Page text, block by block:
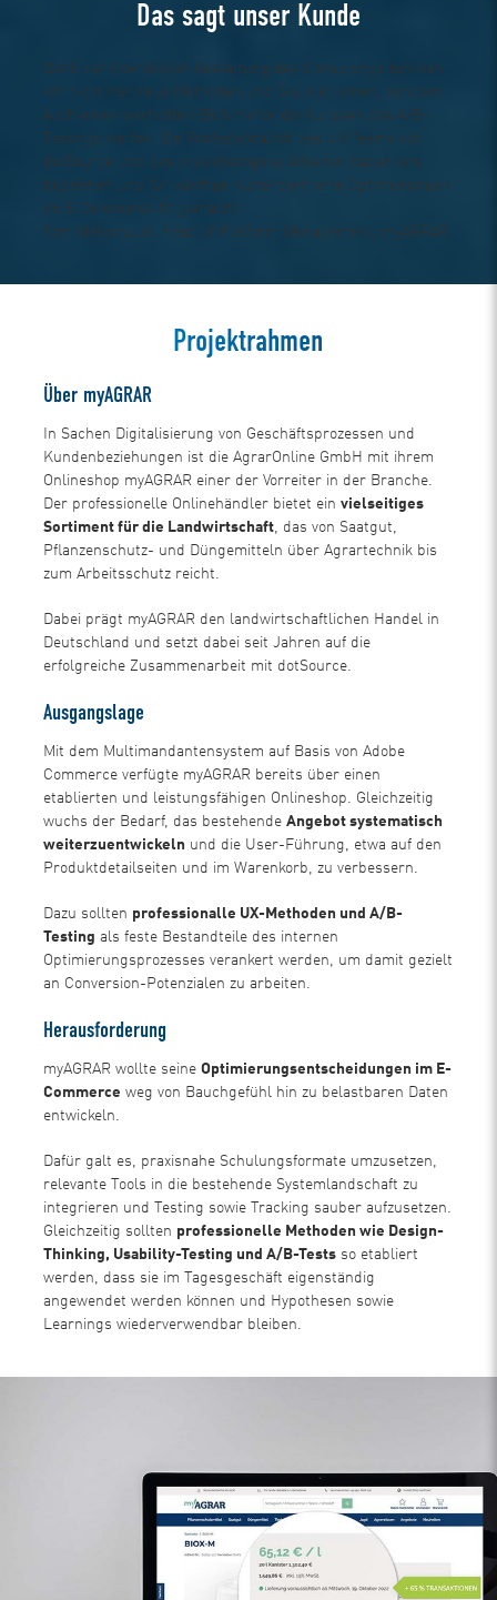
Das sagt unser Kunde
Dank der interaktiven Gestaltung des Consultings konnten
wir nicht nur neue Methoden und Skills erlernen, sondern
auch einen wertvollen Blick hinter die Kulissen des A/B-
Testings werfen. Die Professionalität des UX-Teams von
dotSource und das praxisbezogene Arbeiten haben uns
begeistert und für künftige nutzerzentrierte Optimierungen
im E-Commerce fit gemacht.
Tom Metschulat, Head of Platform Management, myAGRAR
Projektrahmen
Über myAGRAR
In Sachen Digitalisierung von Geschäftsprozessen und
Kundenbeziehungen ist die AgrarOnline GmbH mit ihrem
Onlineshop myAGRAR einer der Vorreiter in der Branche.
Der professionelle Onlinehändler bietet einvielseitiges
Sortiment für die Landwirtschaft, das von Saatgut,
Pflanzenschutz- und Düngemitteln über Agrartechnik bis
zum Arbeitsschutz reicht.
Dabei prägt myAGRAR den landwirtschaftlichen Handel in
Deutschland und setzt dabei seit Jahren auf die
erfolgreiche Zusammenarbeit mit dotSource.
Ausgangslage
Mit dem Multimandantensystem auf Basis von Adobe
Commerce verfügte myAGRAR bereits über einen
etablierten und leistungsfähigen Onlineshop. Gleichzeitig
wuchs der Bedarf, das bestehendeAngebot systematisch
weiterzuentwickeln und die User-Führung, etwa auf den
Produktdetailseiten und im Warenkorb, zu verbessern.
Dazu sollten professionalle UX-Methoden und A/B-
Testing als feste Bestandteile des internen
Optimierungsprozesses verankert werden, um damit gezielt
an Conversion-Potenzialen zu arbeiten.
Herausforderung
myAGRAR wollte seineOptimierungsentscheidungen im E-
Commerce weg von Bauchgefühl hin zu belastbaren Daten
entwickeln.
Dafür galt es, praxisnahe Schulungsformate umzusetzen,
relevante Tools in die bestehende Systemlandschaft zu
integrieren und Testing sowie Tracking sauber aufzusetzen.
Gleichzeitig sollten professionelle Methoden wie Design-
Thinking, Usability-Testing und A/B-Tests so etabliert
werden, dass sie im Tagesgeschäft eigenständig
angewendet werden können und Hypothesen sowie
Learnings wiederverwendbar bleiben.